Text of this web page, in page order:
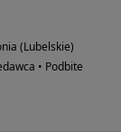
(Lubelskie)
• Podbite